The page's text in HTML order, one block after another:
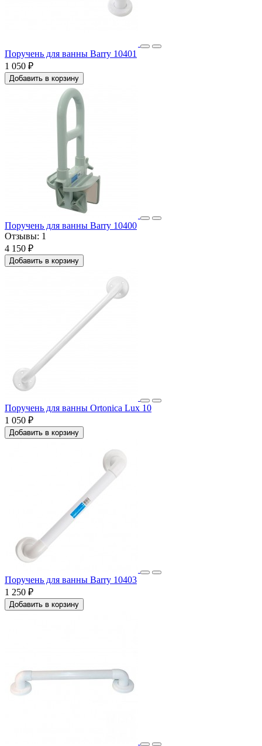
Поручень для ванны Barry 10401
1 050 ₽
Добавить в корзину
Поручень для ванны Barry 10400
Отзывы: 1
4 150 ₽
Добавить в корзину
Поручень для ванны Ortonica Lux 10
1 050 ₽
Добавить в корзину
Поручень для ванны Barry 10403
1 250 ₽
Добавить в корзину